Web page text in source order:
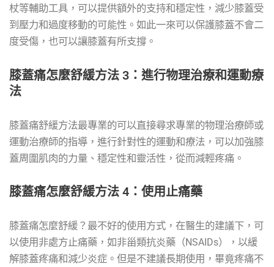
杖等輔助工具，可以提供額外的支持和穩定性，減少膝蓋受
到壓力和過度移動的可能性。如此一來可以保護膝蓋不會二
度受傷，也可以讓膝蓋有所支撐。
膝蓋痛怎麼舒緩方法 3：進行物理治療和運動療
法
膝蓋痛舒緩方法最專業的可以直接尋求專業的物理治療師或
運動治療師的指導，進行針對性的運動和療法，可以加強膝
蓋周圍肌肉的力量、穩定性和靈活性，從而減輕疼痛。
膝蓋痛怎麼舒緩方法 4：使用止痛藥
膝蓋痛怎麼舒緩？最不好的使用方式，在醫生的建議下，可
以使用非處方止痛藥，如非甾類抗炎藥（NSAIDs），以緩
解膝蓋疼痛和減少炎症。但是不建議長期使用，畢竟疼痛不